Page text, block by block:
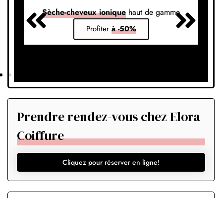
Sèche-cheveux ionique haut de gamme
Profiter à -50%
Prendre rendez-vous chez Elora
Coiffure
Cliquez pour réserver en ligne!